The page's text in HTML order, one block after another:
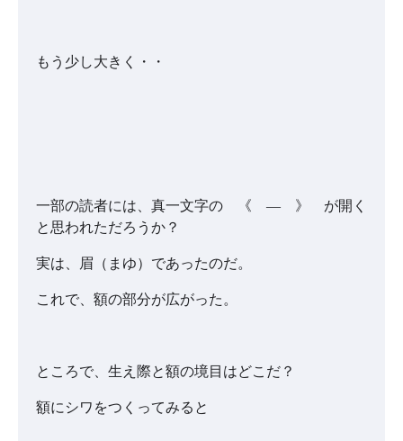
もう少し大きく・・
一部の読者には、真一文字の 《 ― 》 が開く
と思われただろうか？
実は、眉（まゆ）であったのだ。
これで、額の部分が広がった。
ところで、生え際と額の境目はどこだ？
額にシワをつくってみると